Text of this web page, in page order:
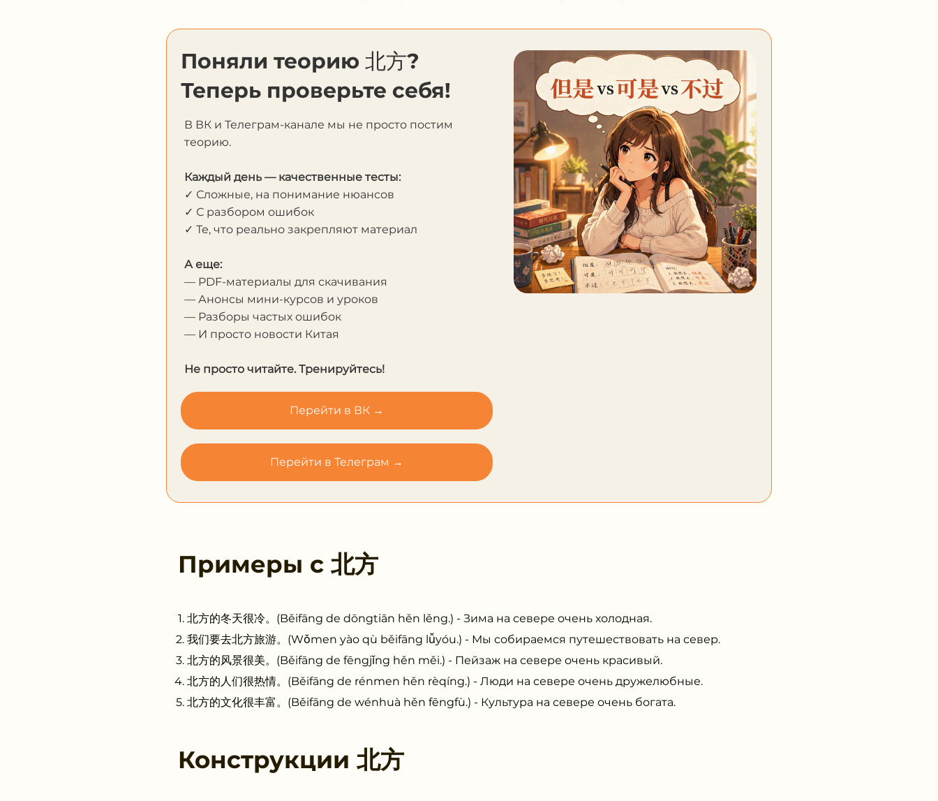
Поняли теорию 北方?
Теперь проверьте себя!
В ВК и Телеграм-канале мы не просто постим
теорию.
Каждый день — качественные тесты:
✓ Сложные, на понимание нюансов
✓ С разбором ошибок
✓ Те, что реально закрепляют материал
А еще:
— PDF-материалы для скачивания
— Анонсы мини-курсов и уроков
— Разборы частых ошибок
— И просто новости Китая
Не просто читайте. Тренируйтесь!
Перейти в ВК →
Перейти в Телеграм →
Примеры с 北方
北方的冬天很冷。(Běifāng de dōngtiān hěn lěng.) - Зима на севере очень холодная.
我们要去北方旅游。(Wǒmen yào qù běifāng lǚyóu.) - Мы собираемся путешествовать на север.
北方的风景很美。(Běifāng de fēngjǐng hěn měi.) - Пейзаж на севере очень красивый.
北方的人们很热情。(Běifāng de rénmen hěn rèqíng.) - Люди на севере очень дружелюбные.
北方的文化很丰富。(Běifāng de wénhuà hěn fēngfù.) - Культура на севере очень богата.
Конструкции 北方